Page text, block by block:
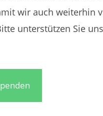
wir auch weiterhin
unterstützen Sie